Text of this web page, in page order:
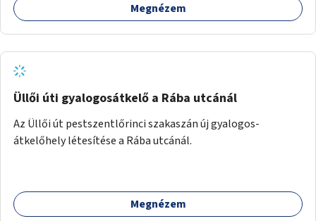
Megnézem
Üllői úti gyalogosátkelő a Rába utcánál
Az Üllői út pestszentlőrinci szakaszán új gyalogos-
átkelőhely létesítése a Rába utcánál.
Megnézem